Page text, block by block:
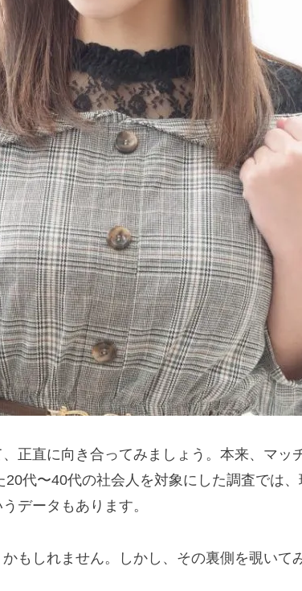
正直に向き合ってみましょう。本来、マ
代〜40代の社会人を対象にした調査では
データもあります。
もしれません。しかし、その裏側を覗いて